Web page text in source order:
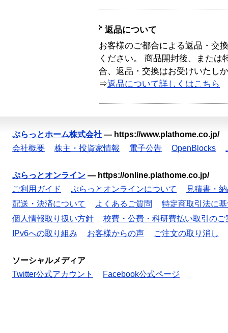
返品について
お客様のご都合による返品・交
ください。 商品開封後、または
合、返品・交換はお受けいたし
⇒返品について詳しくはこちら
ぷらっとホーム株式会社 — https://www.plathome.co.jp/
会社概要
株主・投資家情報 電子公告 OpenBlocks
ぷらっとオンライン — https://online.plathome.co.jp/
ご利用ガイド
ぷらっとオンラインについて
見積書・
配送・決済について
よくあるご質問
特定商取引法に
個人情報取り扱い方針
校費・公費・科研費払い取引のご
IPv6への取り組み
お客様からの声 ご注文の取り消し
ソーシャルメディア
Twitter公式アカウント
Facebook公式ページ